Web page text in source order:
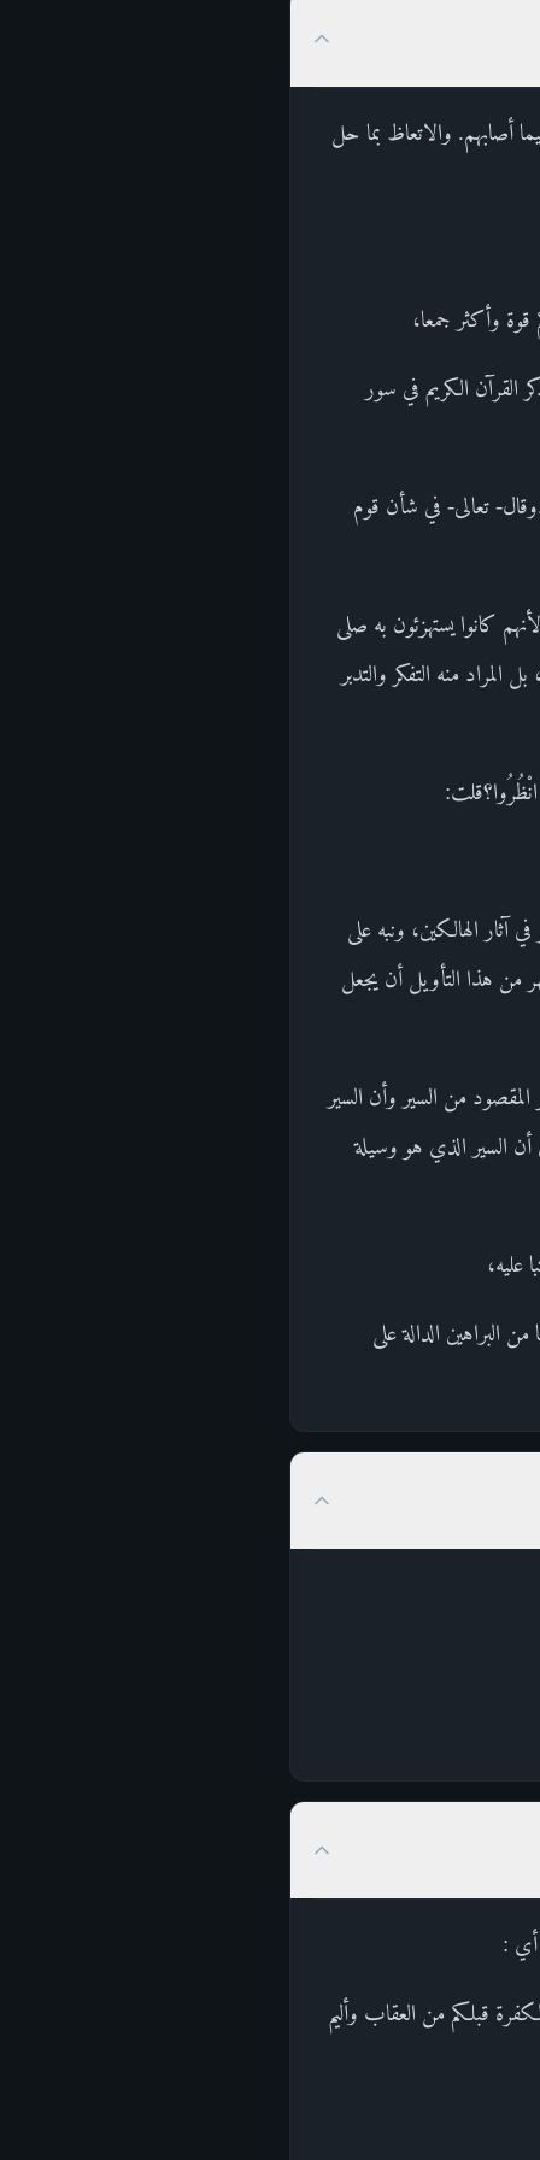
أصابهم. والاتعاظ بما حل
وأكثر جمعا،
القرآن الكريم في سور
تعالى- في شأن قوم
كانوا يستهزئون به صلى
منه التفكر والتدبر
آثار الهالكين، ونبه على
من هذا التأويل أن يجعل
من السير وأن السير
أن السير الذي هو وسيلة
عليه،
البراهين الدالة على
أي :
قبلكم من العقاب وأليم